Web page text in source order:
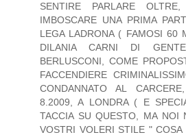
SENTIRE PARLARE
IMBOSCARE UNA PRIMA
LEGA LADRONA ( FAMOSI 60
DILANIA CARNI DI
BERLUSCONI, COME
FACCENDIERE
CONDANNATO AL
8.2009, A LONDRA ( E
TACCIA SU QUESTO, MA NOI
VOSTRI VOLERI STILE " COSA